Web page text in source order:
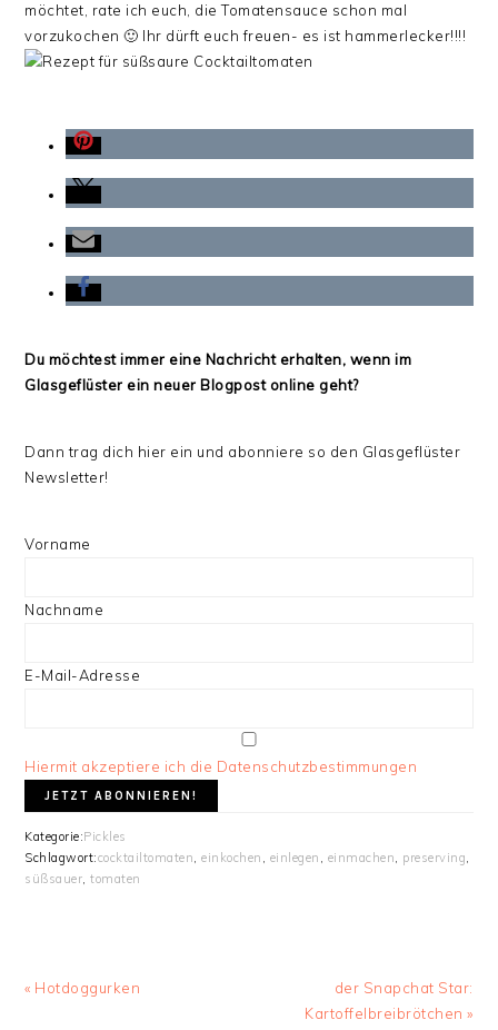
möchtet, rate ich euch, die Tomatensauce schon mal
vorzukochen 🙂 Ihr dürft euch freuen- es ist hammerlecker!!!!
Du möchtest immer eine Nachricht erhalten, wenn im
Glasgeflüster ein neuer Blogpost online geht?
Dann trag dich hier ein und abonniere so den Glasgeflüster
Newsletter!
Vorname
Nachname
E-Mail-Adresse
Hiermit akzeptiere ich die Datenschutzbestimmungen
Kategorie:Pickles
Schlagwort:cocktailtomaten,einkochen , einlegen , einmachen, preserving,
süßsauer,tomaten
Vorheriger
« Hotdoggurken
Nächster
Beitrag:
der Snapchat Star:
Kartoffelbreibrötchen »